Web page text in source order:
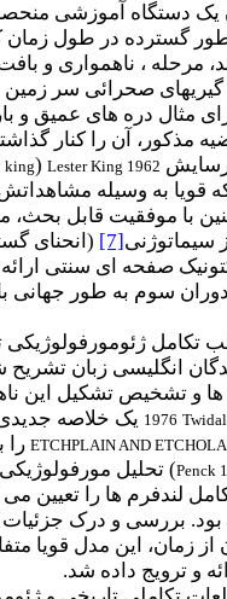
یک دستگاه آموزشی
مرحله ، ناهمواری و
گیریهای صحرائی سر
مثال دره های عمیق و
مذکور، آن را کنار
Lester King 1962
(
king
قویا به وسیله
با موفقیت قابل بحث،
سیماتوژنی[7]
) انحنای
صفحه ای سنتی
سوم به طور جهانی
تکامل
انگلیسی زبان
ها و تشخیص تشکیل این
1976 یک خلاصه
ETCHPLAIN AND را
Penck) تحلیل
لندفرم ها را تعیین
بررسی و درک جزئیات
زمان، این مدل قویا
و ترویج داده شد.